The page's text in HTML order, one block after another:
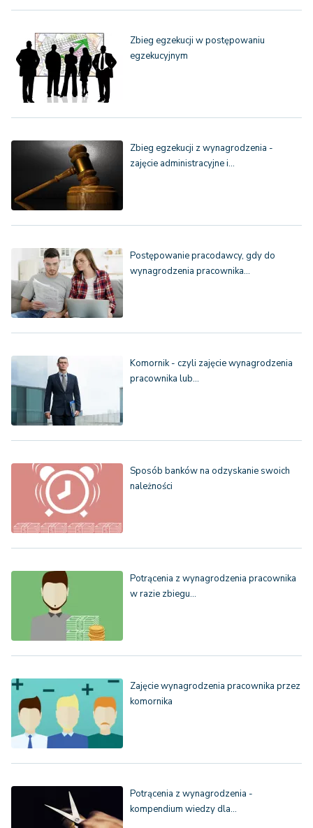
Zbieg egzekucji w postępowaniu
egzekucyjnym
Zbieg egzekucji z wynagrodzenia -
zajęcie administracyjne i…
Postępowanie pracodawcy, gdy do
wynagrodzenia pracownika…
Komornik - czyli zajęcie wynagrodzenia
pracownika lub…
Sposób banków na odzyskanie swoich
należności
Potrącenia z wynagrodzenia pracownika
w razie zbiegu…
Zajęcie wynagrodzenia pracownika przez
komornika
Potrącenia z wynagrodzenia -
kompendium wiedzy dla…